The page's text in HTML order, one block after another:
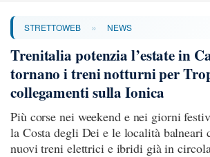
STRETTOWEB » NEWS
Trenitalia potenzia l’estate in
tornano i treni notturni per
collegamenti sulla Ionica
Più corse nei weekend e nei giorni
la Costa degli Dei e le località balneari
nuovi treni elettrici e ibridi già in